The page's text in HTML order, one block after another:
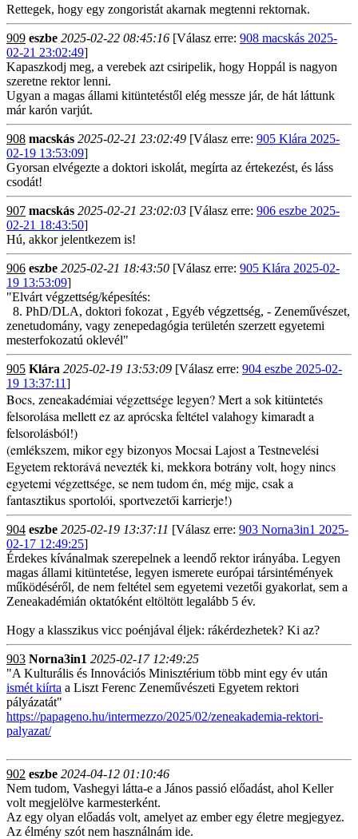
Rettegek, hogy egy zongoristát akarnak megtenni rektornak.
909 eszbe 2025-02-22 08:45:16 [Válasz erre: 908 macskás 2025-
02-21 23:02:49]
Kapaszkodj meg, a verebek azt csiripelik, hogy Hoppál is nagyon
szeretne rektor lenni.
Ugyan a magas állami kitüntetéstől elég messze jár, de hát láttunk
már karón varjút.
908 macskás 2025-02-21 23:02:49 [Válasz erre: 905 Klára 2025-
02-19 13:53:09]
Gyorsan elvégezte a doktori iskolát, megírta az értekezést, és láss
csodát!
907 macskás 2025-02-21 23:02:03 [Válasz erre: 906 eszbe 2025-
02-21 18:43:50]
Hú, akkor jelentkezem is!
906 eszbe 2025-02-21 18:43:50 [Válasz erre: 905 Klára 2025-02-
19 13:53:09]
"Elvárt végzettség/képesítés:
8. PhD/DLA, doktori fokozat , Egyéb végzettség, - Zeneművészet,
zenetudomány, vagy zenepedagógia területén szerzett egyetemi
mesterfokozatú oklevél"
905 Klára 2025-02-19 13:53:09 [Válasz erre: 904 eszbe 2025-02-
19 13:37:11]
Bocs, zeneakadémiai végzettsége legyen? Mert a sok kitüntetés
felsorolása mellett ez az aprócska feltétel valahogy kimaradt a
felsorolásból!)
(emlékszem, mikor egy bizonyos Mocsai Lajost a Testnevelési
Egyetem rektorává nevezték ki, mekkora botrány volt, hogy nincs
egyetemi végzettsége, se nem tudom én, még mije, csak a
fantasztikus sportolói, sportvezetői karrierje!)
904 eszbe 2025-02-19 13:37:11 [Válasz erre: 903 Norna3in1 2025-
02-17 12:49:25]
Érdekes kívánalmak szerepelnek a leendő rektor irányába. Legyen
magas állami kitüntetése, legyen ismerete európai társintémények
működéséről, de nem feltétel sem egyetemi vezetői gyakorlat, sem a
Zeneakadémián oktatóként eltöltött legalább 5 év.
Hogy a klasszikus vicc poénjával éljek: rákérdezhetek? Ki az?
903 Norna3in1 2025-02-17 12:49:25
"A Kulturális és Innovációs Minisztérium több mint egy év után
ismét kiírta a Liszt Ferenc Zeneművészeti Egyetem rektori
pályázatát"
https://papageno.hu/intermezzo/2025/02/zeneakademia-rektori-
palyazat/
902 eszbe 2024-04-12 01:10:46
Nem tudom, Vashegyi látta-e a János passió előadást, ahol Keller
volt megjelölve karmesterként.
Az egy olyan előadás volt, amelyet az ember egy életre megjegyez.
Az élmény szót nem használnám ide.